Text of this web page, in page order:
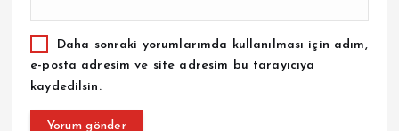
Daha sonraki yorumlarımda kullanılması için adım,
e-posta adresim ve site adresim bu tarayıcıya
kaydedilsin.